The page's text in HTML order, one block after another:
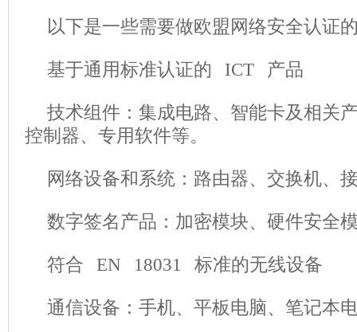
以下是一些需要做欧盟网络安全认证
基于通用标准认证的 ICT 产品
技术组件：集成电路、智能卡及相关
控制器、专用软件等。
网络设备和系统：路由器、交换机、
数字签名产品：加密模块、硬件安全
符合 EN 18031 标准的无线设备
通信设备：手机、平板电脑、笔记本